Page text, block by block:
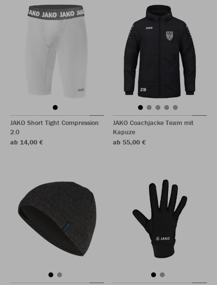
JAKO Short Tight Compression
2.0
ab 14,00 €
JAKO Coachjacke Team mit
Kapuze
ab 55,00 €